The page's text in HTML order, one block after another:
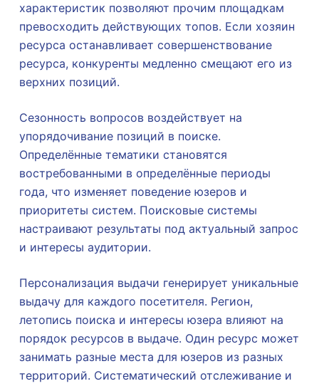
характеристик позволяют прочим площадкам
превосходить действующих топов. Если хозяин
ресурса останавливает совершенствование
ресурса, конкуренты медленно смещают его из
верхних позиций.
Сезонность вопросов воздействует на
упорядочивание позиций в поиске.
Определённые тематики становятся
востребованными в определённые периоды
года, что изменяет поведение юзеров и
приоритеты систем. Поисковые системы
настраивают результаты под актуальный запрос
и интересы аудитории.
Персонализация выдачи генерирует уникальные
выдачу для каждого посетителя. Регион,
летопись поиска и интересы юзера влияют на
порядок ресурсов в выдаче. Один ресурс может
занимать разные места для юзеров из разных
территорий. Систематический отслеживание и